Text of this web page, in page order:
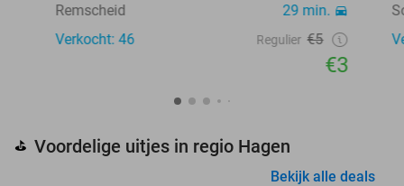
Remscheid
29 min.
Verkocht: 46
Regulier €5
€3
⛳ Voordelige uitjes in regio Hagen
Bekijk alle deals